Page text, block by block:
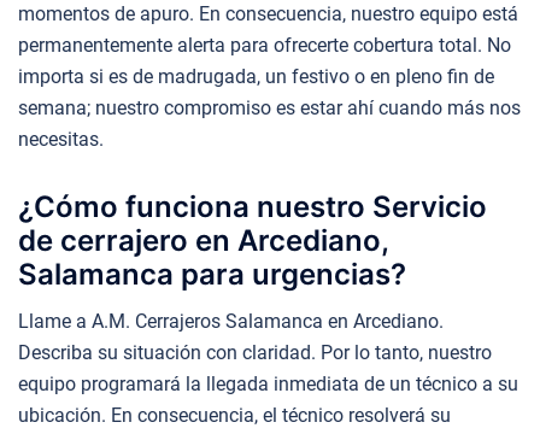
momentos de apuro. En consecuencia, nuestro equipo está
permanentemente alerta para ofrecerte cobertura total. No
importa si es de madrugada, un festivo o en pleno fin de
semana; nuestro compromiso es estar ahí cuando más nos
necesitas.
¿Cómo funciona nuestro Servicio
de cerrajero en Arcediano,
Salamanca para urgencias?
Llame a A.M. Cerrajeros Salamanca en Arcediano.
Describa su situación con claridad. Por lo tanto, nuestro
equipo programará la llegada inmediata de un técnico a su
ubicación. En consecuencia, el técnico resolverá su